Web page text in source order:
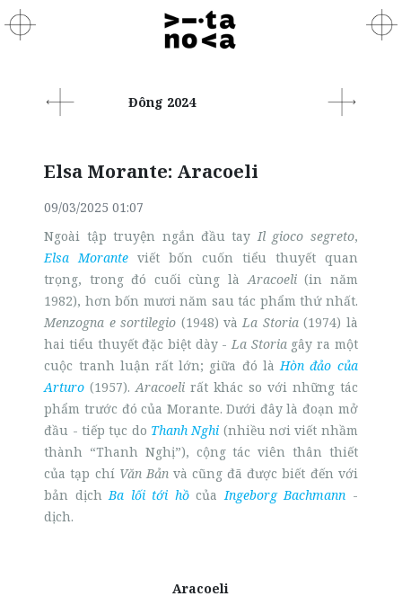
Đông 2024
Elsa Morante: Aracoeli
09/03/2025 01:07
Ngoài tập truyện ngắn đầu tay Il gioco segreto,
Elsa Morante viết bốn cuốn tiểu thuyết quan
trọng, trong đó cuối cùng làAracoeli(in năm
1982), hơn bốn mươi năm sau tác phẩm thứ nhất.
Menzogna e sortilegio (1948) vàLa Storia(1974) là
hai tiểu thuyết đặc biệt dày - La Storiagây ra một
cuộc tranh luận rất lớn; giữa đó làHòn đảo của
Arturo (1957).Aracoeli rất khác so với những tác
phẩm trước đó của Morante. Dưới đây là đoạn mở
đầu - tiếp tục do Thanh Nghi (nhiều nơi viết nhầm
thành “Thanh Nghị”), cộng tác viên thân thiết
của tạp chí Văn Bảnvà cũng đã được biết đến với
bản dịchBa lối tới hồ củaIngeborg Bachmann -
dịch.
Aracoeli